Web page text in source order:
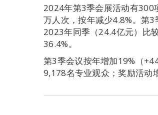
2024年第3季会展活动有300
万人次，按年减少4.8%。第
2023年同季（24.4亿元）比
36.4%。
第3季会议按年增加19%（
9,178名专业观众；奖励活动